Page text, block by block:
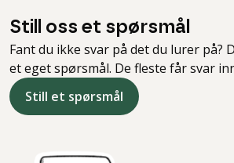
Still oss et spørsmål
Fant du ikke svar på det du lurer på?
et eget spørsmål. De fleste får svar
Still et spørsmål